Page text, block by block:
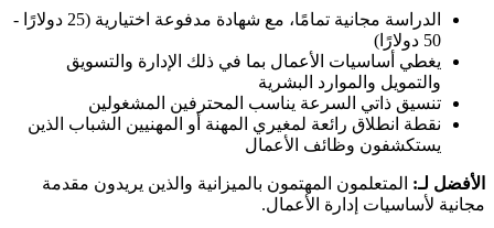
الدراسة مجانية تمامًا، مع شهادة مدفوعة اختيارية (25 دولارًا -
50 دولارًا)
يغطي أساسيات الأعمال بما في ذلك الإدارة والتسويق
والتمويل والموارد البشرية
تنسيق ذاتي السرعة يناسب المحترفين المشغولين
نقطة انطلاق رائعة لمغيري المهنة أو المهنيين الشباب الذين
يستكشفون وظائف الأعمال
الأفضل لـ: المتعلمون المهتمون بالميزانية والذين يريدون مقدمة
مجانية لأساسيات إدارة الأعمال.